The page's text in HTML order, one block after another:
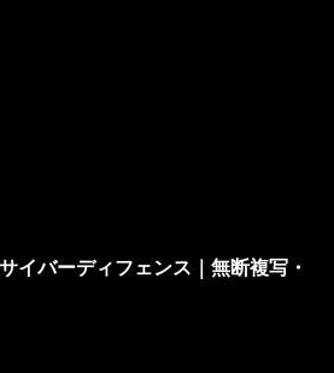
イバーディフェンス｜無断複写・